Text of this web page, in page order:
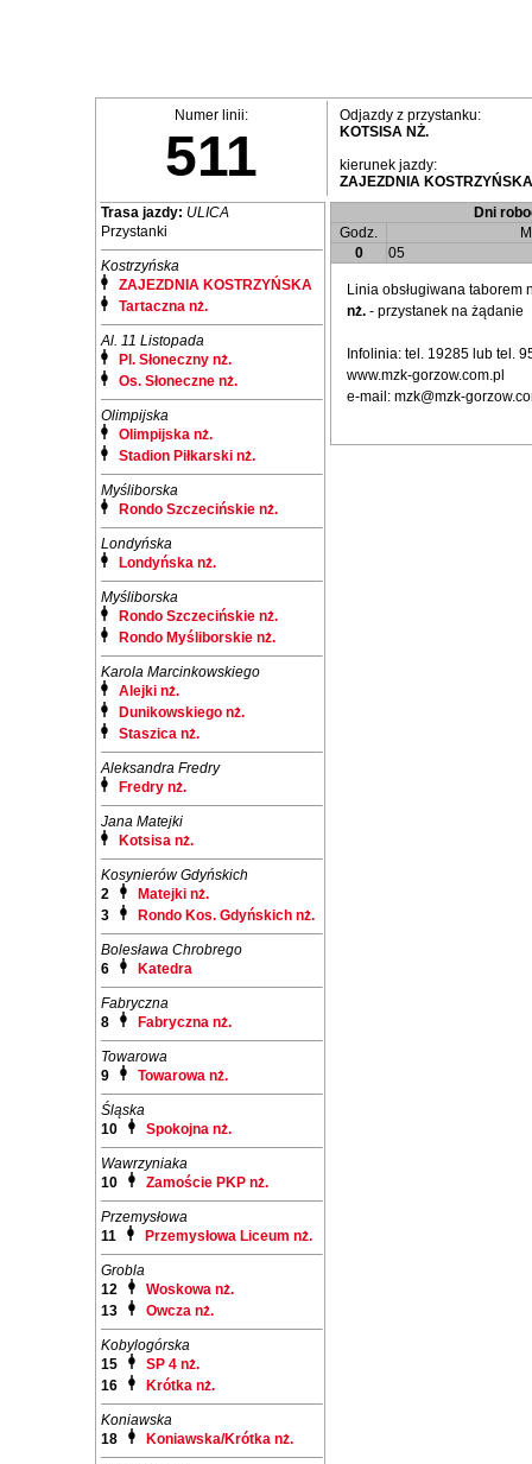
Numer linii:
511
Odjazdy z przystanku:
KOTSISA NŻ.
kierunek jazdy:
ZAJEZDNIA KOSTRZYŃSKA
Trasa jazdy: ULICA
Przystanki
Kostrzyńska
ZAJEZDNIA KOSTRZYŃSKA
Tartaczna nż.
Al. 11 Listopada
Pl. Słoneczny nż.
Os. Słoneczne nż.
Olimpijska
Olimpijska nż.
Stadion Piłkarski nż.
Myśliborska
Rondo Szczecińskie nż.
Londyńska
Londyńska nż.
Myśliborska
Rondo Szczecińskie nż.
Rondo Myśliborskie nż.
Karola Marcinkowskiego
Alejki nż.
Dunikowskiego nż.
Staszica nż.
Aleksandra Fredry
Fredry nż.
Jana Matejki
Kotsisa nż.
Kosynierów Gdyńskich
2
Matejki nż.
3
Rondo Kos. Gdyńskich nż.
Bolesława Chrobrego
6
Katedra
Fabryczna
8
Fabryczna nż.
Towarowa
9
Towarowa nż.
Śląska
10
Spokojna nż.
Wawrzyniaka
10
Zamoście PKP nż.
Przemysłowa
11
Przemysłowa Liceum nż.
Grobla
12
Woskowa nż.
13
Owcza nż.
Kobylogórska
15
SP 4 nż.
16
Krótka nż.
Koniawska
18
Koniawska/Krótka nż.
Dni
Godz.
0
05
Linia obsługiwana taborem
nż. - przystanek na żądanie
Infolinia: tel. 19285 lub tel.
www.mzk-gorzow.com.pl
e-mail: mzk@mzk-